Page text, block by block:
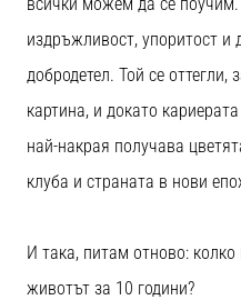
издръжливост, упоритост и
добродетел. Той се оттегли,
картина, и докато
най-накрая получава
клуба и страната в нови
И така, питам отново:
животът за 10 години?